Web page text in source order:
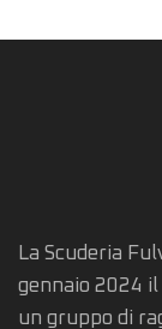
La Scuderia
gennaio 2024
un gruppo di